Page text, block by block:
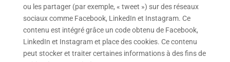
ou les partager (par exemple, « tweet ») sur des réseaux
sociaux comme Facebook, LinkedIn et Instagram. Ce
contenu est intégré grâce un code obtenu de Facebook,
LinkedIn et Instagram et place des cookies. Ce contenu
peut stocker et traiter certaines informations à des fins de